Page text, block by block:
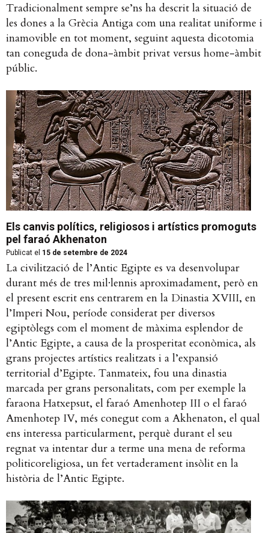
Tradicionalment sempre se’ns ha descrit la situació de
les dones a la Grècia Antiga com una realitat uniforme i
inamovible en tot moment, seguint aquesta dicotomia
tan coneguda de dona-àmbit privat versus home-àmbit
públic.
Els canvis polítics, religiosos i artístics promoguts
pel faraó Akhenaton
Publicat el 15 de setembre de 2024
La civilització de l’Antic Egipte es va desenvolupar
durant més de tres mil·lennis aproximadament, però en
el present escrit ens centrarem en la Dinastia XVIII, en
l’Imperi Nou, període considerat per diversos
egiptòlegs com el moment de màxima esplendor de
l’Antic Egipte, a causa de la prosperitat econòmica, als
grans projectes artístics realitzats i a l’expansió
territorial d’Egipte. Tanmateix, fou una dinastia
marcada per grans personalitats, com per exemple la
faraona Hatxepsut, el faraó Amenhotep III o el faraó
Amenhotep IV, més conegut com a Akhenaton, el qual
ens interessa particularment, perquè durant el seu
regnat va intentar dur a terme una mena de reforma
politicoreligiosa, un fet vertaderament insòlit en la
història de l’Antic Egipte.